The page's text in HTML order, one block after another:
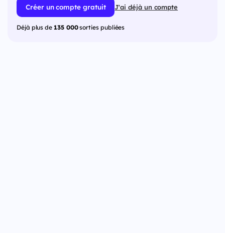
Créer un compte gratuit J'ai déjà un compte
Déjà plus de 135 000sorties publiées